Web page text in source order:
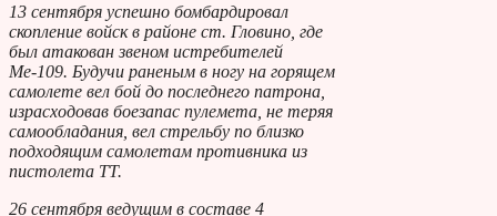
13 сентября успешно бомбардировал
скопление войск в районе ст. Гловино, где
был атакован звеном истребителей
Ме-109. Будучи раненым в ногу на горящем
самолете вел бой до последнего патрона,
израсходовав боезапас пулемета, не теряя
самообладания, вел стрельбу по близко
подходящим самолетам противника из
пистолета ТТ.
26 сентября ведущим в составе 4